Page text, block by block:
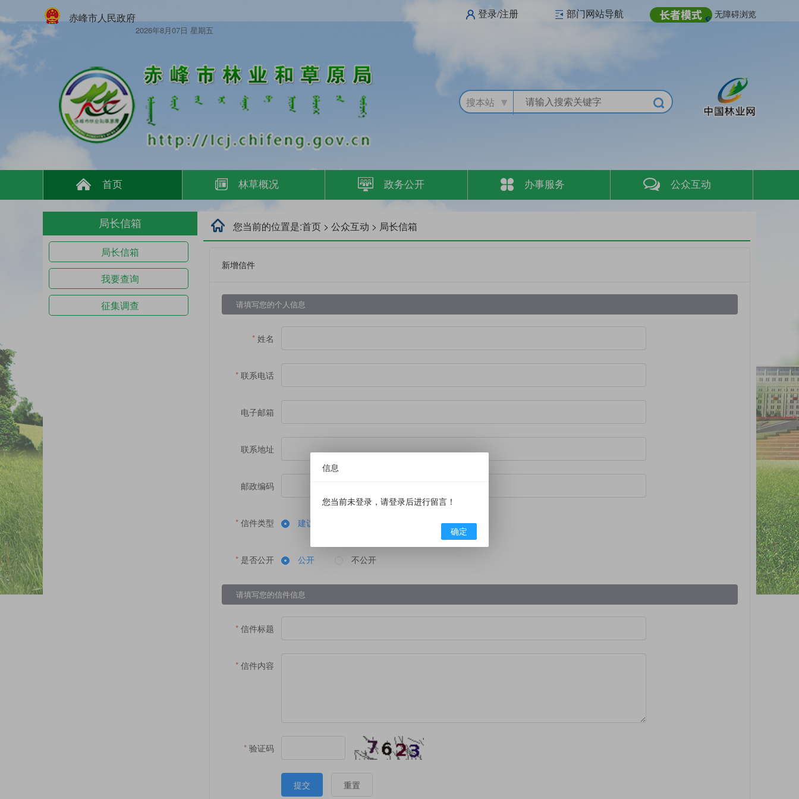
赤峰市人民政府 登录/注册 部门网站导航 无障碍浏览
2026年8月07日 星期五
搜本站
首页 林草概况 政务公开 办事服务 公众互动
局长信箱
局长信箱
我要查询
征集调查
您当前的位置是:首页 > 公众互动 > 局长信箱
新增信件
请填写您的个人信息
姓名
联系电话
电子邮箱
联系地址
邮政编码
信件类型 建议 投诉
是否公开 公开 不公开
请填写您的信件信息
信件标题
信件内容
验证码
提交 重置
信息
您当前未登录，请登录后进行留言！
确定